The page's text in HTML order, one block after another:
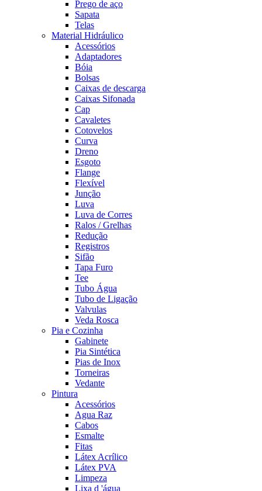
Prego de aço
Sapata
Telas
Material Hidráulico
Acessórios
Adaptadores
Bóia
Bolsas
Caixas de descarga
Caixas Sifonada
Cap
Cavaletes
Cotovelos
Curva
Dreno
Esgoto
Flange
Flexível
Junção
Luva
Luva de Corres
Ralos / Grelhas
Redução
Registros
Sifão
Tapa Furo
Tee
Tubo Água
Tubo de Ligação
Valvulas
Veda Rosca
Pia e Cozinha
Gabinete
Pia Sintética
Pias de Inox
Torneiras
Vedante
Pintura
Acessórios
Agua Raz
Cabos
Esmalte
Fitas
Látex Acrílico
Látex PVA
Limpeza
Lixa d 'água